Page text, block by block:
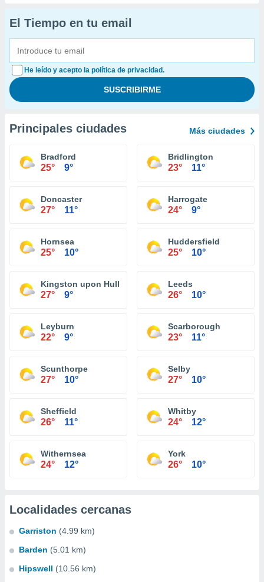
El Tiempo en tu email
He leído y acepto la política de privacidad.
Principales ciudades Más ciudades
Bradford
25° 9°
Bridlington
23° 11°
Doncaster
27° 11°
Harrogate
24° 9°
Hornsea
25° 10°
Huddersfield
25° 10°
Kingston upon Hull
27° 9°
Leeds
26° 10°
Leyburn
22° 9°
Scarborough
23° 11°
Scunthorpe
27° 10°
Selby
27° 10°
Sheffield
26° 11°
Whitby
24° 12°
Withernsea
24° 12°
York
26° 10°
Localidades cercanas
Garriston (4.99 km)
Barden (5.01 km)
Hipswell (10.56 km)